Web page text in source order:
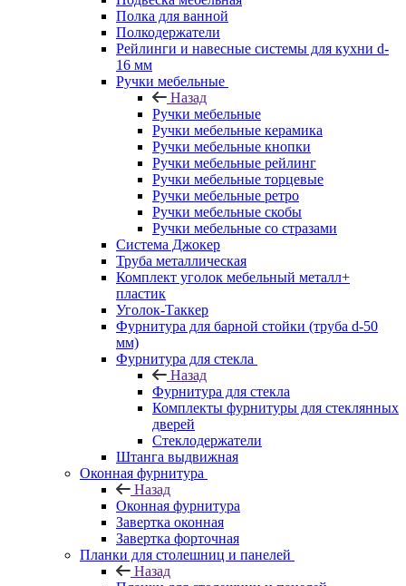
Полка для ванной
Полкодержатели
Рейлинги и навесные системы для кухни d-
16 мм
Ручки мебельные
Назад
Ручки мебельные
Ручки мебельные керамика
Ручки мебельные кнопки
Ручки мебельные рейлинг
Ручки мебельные торцевые
Ручки мебельные ретро
Ручки мебельные скобы
Ручки мебельные со стразами
Система Джокер
Труба металлическая
Комплект уголок мебельный металл+
пластик
Уголок-Таккер
Фурнитура для барной стойки (труба d-50
мм)
Фурнитура для стекла
Назад
Фурнитура для стекла
Комплекты фурнитуры для стеклянных
дверей
Стеклодержатели
Штанга выдвижная
Оконная фурнитура
Назад
Оконная фурнитура
Завертка оконная
Завертка форточная
Планки для столешниц и панелей
Назад